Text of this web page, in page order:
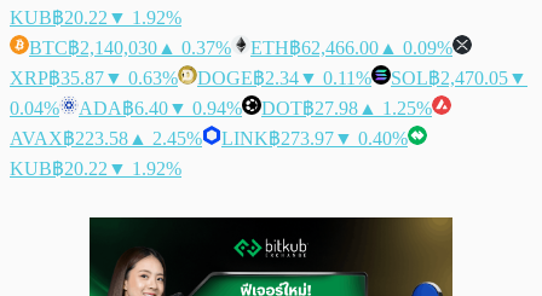
KUB฿20.22 ▼ 1.92%
BTC฿2,140,030 ▲ 0.37% ETH฿62,466.00 ▲ 0.09%
XRP฿35.87▼ 0.63% DOGE฿2.34▼ 0.11% SOL฿2,470.05▼
0.04%
ADA฿6.40▼ 0.94% DOT฿27.98 ▲ 1.25%
AVAX฿223.58 ▲ 2.45% LINK฿273.97▼ 0.40%
KUB฿20.22 ▼ 1.92%